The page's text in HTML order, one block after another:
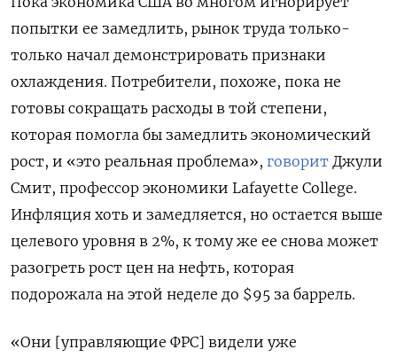
попытки ее замедлить, рынок труда только-
только начал демонстрировать признаки
охлаждения. Потребители, похоже, пока не
готовы сокращать расходы в той степени,
которая помогла бы замедлить экономический
рост, и «это реальная проблема», говорит Джули
Смит, профессор экономики Lafayette College.
Инфляция хоть и замедляется, но остается выше
целевого уровня в 2%, к тому же ее снова может
разогреть рост цен на нефть, которая
подорожала на этой неделе до $95 за баррель.
«Они [управляющие ФРС] видели уже